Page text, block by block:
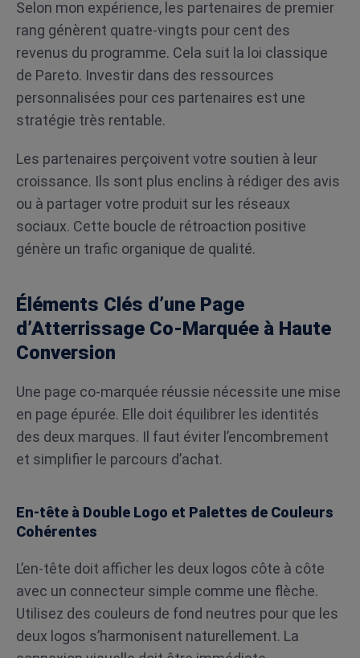
Selon mon expérience, les partenaires de premier
rang génèrent quatre-vingts pour cent des
revenus du programme. Cela suit la loi classique
de Pareto. Investir dans des ressources
personnalisées pour ces partenaires est une
stratégie très rentable.
Les partenaires perçoivent votre soutien à leur
croissance. Ils sont plus enclins à rédiger des avis
ou à partager votre produit sur les réseaux
sociaux. Cette boucle de rétroaction positive
génère un trafic organique de qualité.
Éléments Clés d’une Page
d’Atterrissage Co-Marquée à Haute
Conversion
Une page co-marquée réussie nécessite une mise
en page épurée. Elle doit équilibrer les identités
des deux marques. Il faut éviter l’encombrement
et simplifier le parcours d’achat.
En-tête à Double Logo et Palettes de Couleurs
Cohérentes
L’en-tête doit afficher les deux logos côte à côte
avec un connecteur simple comme une flèche.
Utilisez des couleurs de fond neutres pour que les
deux logos s’harmonisent naturellement. La